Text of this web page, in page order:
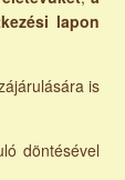
lapon
is
döntésével